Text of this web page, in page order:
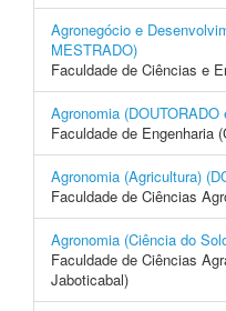
Agronegócio e
MESTRADO)
Faculdade de Ciências e
Agronomia
Faculdade de Engenharia
Agronomia (Agricultura)
Faculdade de Ciências
Agronomia (Ciência do
Faculdade de Ciências
Jaboticabal)